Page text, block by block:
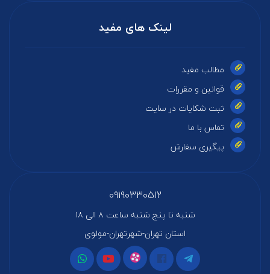
لینک های مفید
مطالب مفید
قوانین و مقررات
ثبت شکایات در سایت
تماس با ما
پیگیری سفارش
09190330512
شنبه تا پنج شنبه ساعت ۸ الی ۱۸
استان تهران-شهرتهران-مولوی